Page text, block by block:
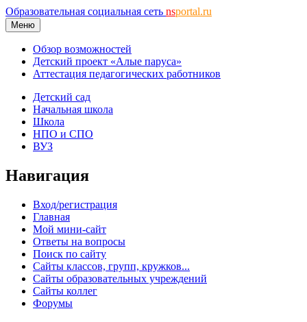
Образовательная социальная сеть nsportal.ru
Меню
Обзор возможностей
Детский проект «Алые паруса»
Аттестация педагогических работников
Детский сад
Начальная школа
Школа
НПО и СПО
ВУЗ
Навигация
Вход/регистрация
Главная
Мой мини-сайт
Ответы на вопросы
Поиск по сайту
Сайты классов, групп, кружков...
Сайты образовательных учреждений
Сайты коллег
Форумы